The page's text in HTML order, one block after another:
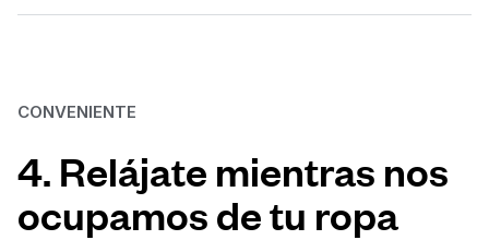
CONVENIENTE
4. Relájate mientras nos
ocupamos de tu ropa